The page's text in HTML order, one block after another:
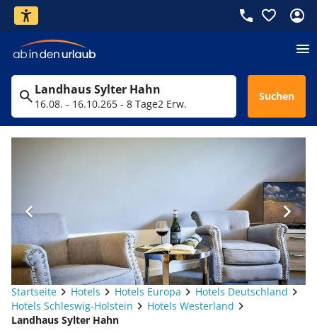
Landhaus Sylter Hahn
16.08. - 16.10.265 - 8 Tage2 Erw.
Suchen
Startseite Hotels Hotels Europa
Hotels Deutschland
Hotels Schleswig-Holstein
Hotels Westerland
Landhaus Sylter Hahn